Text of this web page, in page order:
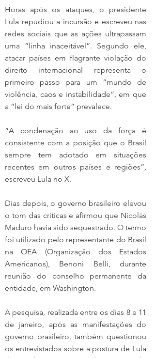
Horas após os ataques, o presidente
Lula repudiou a incursão e escreveu nas
redes sociais que as ações ultrapassam
uma “linha inaceitável”. Segundo ele,
atacar países em flagrante violação do
direito internacional representa o
primeiro passo para um “mundo de
violência, caos e instabilidade”, em que
a “lei do mais forte” prevalece.
“A condenação ao uso da força é
consistente com a posição que o Brasil
sempre tem adotado em situações
recentes em outros países e regiões”,
escreveu Lula no X.
Dias depois, o governo brasileiro elevou
o tom das críticas e afirmou que Nicolás
Maduro havia sido sequestrado. O termo
foi utilizado pelo representante do Brasil
na OEA (Organização dos Estados
Americanos), Benoni Belli, durante
reunião do conselho permanente da
entidade, em Washington.
A pesquisa, realizada entre os dias 8 e 11
de janeiro, após as manifestações do
governo brasileiro, também questionou
os entrevistados sobre a postura de Lula